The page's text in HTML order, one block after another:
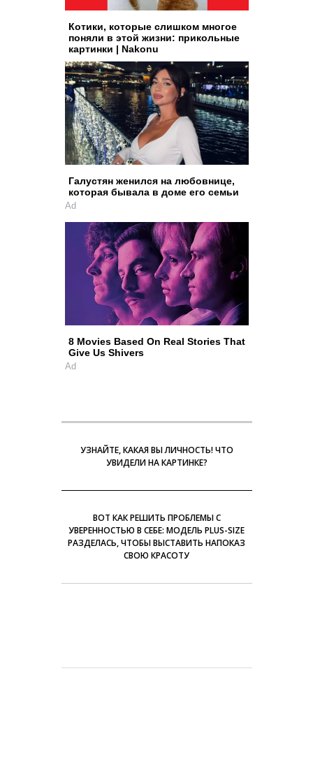
Котики, которые слишком многое
поняли в этой жизни: прикольные
картинки | Nakonu
Галустян женился на любовнице,
которая бывала в доме его семьи
Ad
8 Movies Based On Real Stories That
Give Us Shivers
Ad
УЗНАЙТЕ, КАКАЯ ВЫ ЛИЧНОСТЬ! ЧТО
УВИДЕЛИ НА КАРТИНКЕ?
ВОТ КАК РЕШИТЬ ПРОБЛЕМЫ С
УВЕРЕННОСТЬЮ В СЕБЕ: МОДЕЛЬ PLUS-SIZE
РАЗДЕЛАСЬ, ЧТОБЫ ВЫСТАВИТЬ НАПОКАЗ
СВОЮ КРАСОТУ